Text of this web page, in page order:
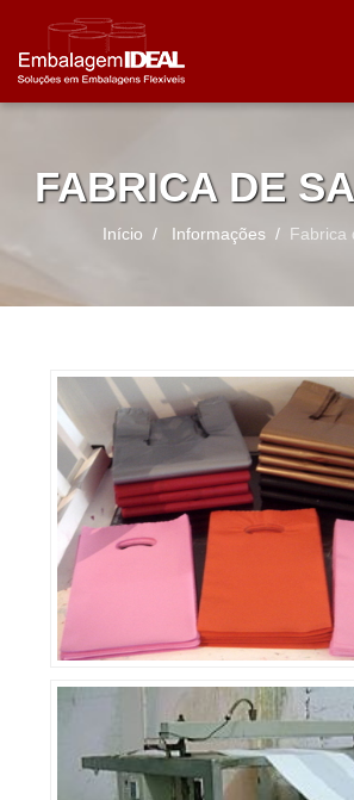
FABRICA DE
Início Informações Fabrica